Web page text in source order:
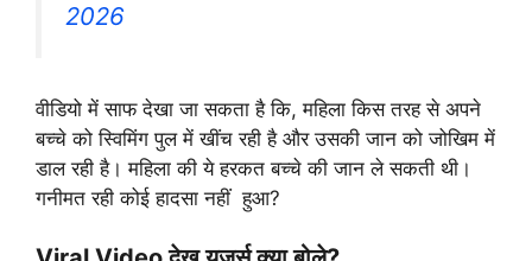
2026
वीडियो में साफ देखा जा सकता है कि, महिला किस तरह से अपने
बच्चे को स्विमिंग पुल में खींच रही है और उसकी जान को जोखिम में
डाल रही है। महिला की ये हरकत बच्चे की जान ले सकती थी।
गनीमत रही कोई हादसा नहीं हुआ?